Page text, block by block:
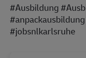
#Ausbildung
#jobsnlkarlsruhe